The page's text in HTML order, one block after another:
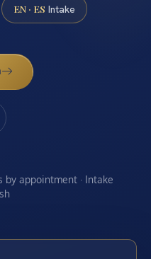
EN · ES Intake
by appointment · Intake